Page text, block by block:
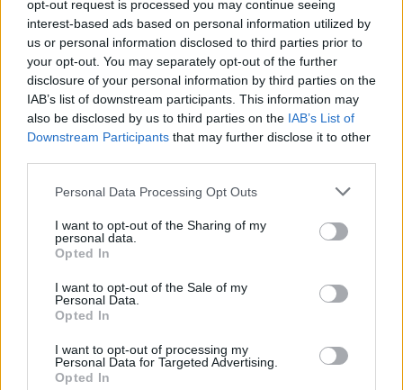
opt-out request is processed you may continue seeing
interest-based ads based on personal information utilized by
us or personal information disclosed to third parties prior to
your opt-out. You may separately opt-out of the further
disclosure of your personal information by third parties on the
IAB’s list of downstream participants. This information may
also be disclosed by us to third parties on the IAB’s List of
Downstream Participants that may further disclose it to other
Personal Data Processing Opt Outs
I want to opt-out of the Sharing of my
personal data.
Opted In
I want to opt-out of the Sale of my
Personal Data.
Opted In
I want to opt-out of processing my
Personal Data for Targeted Advertising.
Opted In
2002 8
Monk – Flúgos nyomozó
1988
Csipet Csapat
Aranyajtó
Igen, akarom?